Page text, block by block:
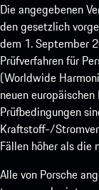
Die angegebenen
den gesetzlich
dem 1. September
Prüfverfahren für
(Worldwide
neuen
Prüfbedingungen
Kraftstoff-/
Fällen höher als die
Alle von Porsche